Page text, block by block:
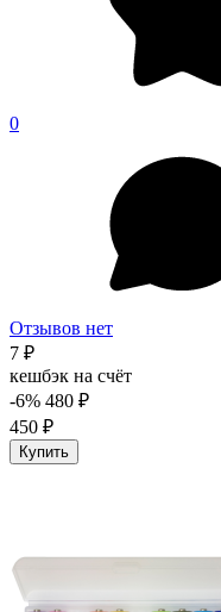
0
Отзывов нет
7 ₽
кешбэк на счёт
-6% 480 ₽
450 ₽
Купить